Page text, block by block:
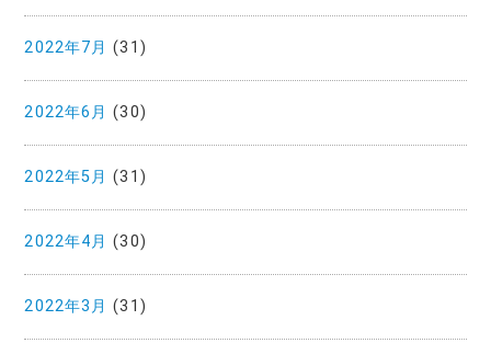
2022年7月 (31)
2022年6月 (30)
2022年5月 (31)
2022年4月 (30)
2022年3月 (31)